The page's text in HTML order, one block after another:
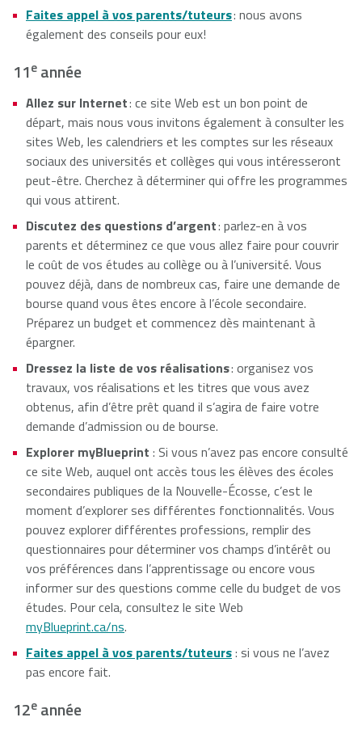
Faites appel à vos parents/tuteurs: nous avons
également des conseils pour eux!
11e année
Allez sur Internet: ce site Web est un bon point de
départ, mais nous vous invitons également à consulter les
sites Web, les calendriers et les comptes sur les réseaux
sociaux des universités et collèges qui vous intéresseront
peut-être. Cherchez à déterminer qui offre les programmes
qui vous attirent.
Discutez des questions d’argent: parlez-en à vos
parents et déterminez ce que vous allez faire pour couvrir
le coût de vos études au collège ou à l’université. Vous
pouvez déjà, dans de nombreux cas, faire une demande de
bourse quand vous êtes encore à l’école secondaire.
Préparez un budget et commencez dès maintenant à
épargner.
Dressez la liste de vos réalisations: organisez vos
travaux, vos réalisations et les titres que vous avez
obtenus, afin d’être prêt quand il s’agira de faire votre
demande d’admission ou de bourse.
Explorer myBlueprint : Si vous n’avez pas encore consulté
ce site Web, auquel ont accès tous les élèves des écoles
secondaires publiques de la Nouvelle-Écosse, c’est le
moment d’explorer ses différentes fonctionnalités. Vous
pouvez explorer différentes professions, remplir des
questionnaires pour déterminer vos champs d’intérêt ou
vos préférences dans l’apprentissage ou encore vous
informer sur des questions comme celle du budget de vos
études. Pour cela, consultez le site Web
myBlueprint.ca/ns.
Faites appel à vos parents/tuteurs: si vous ne l’avez
pas encore fait.
12e année